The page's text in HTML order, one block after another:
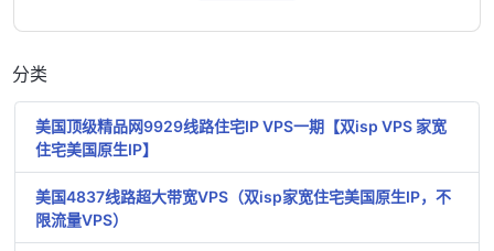
分类
美国顶级精品网9929线路住宅IP VPS一期【双isp VPS 家宽
住宅美国原生IP】
美国4837线路超大带宽VPS（双isp家宽住宅美国原生IP，不
限流量VPS）